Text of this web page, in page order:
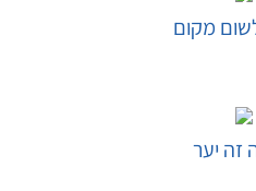
מקום
זה יער